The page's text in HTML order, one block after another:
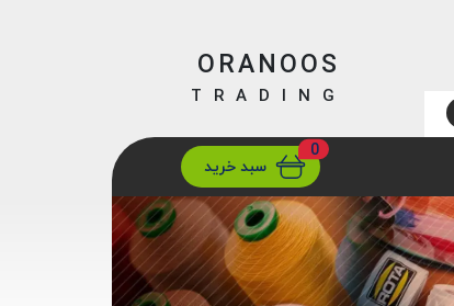
ارسالتهران/ تهران
ORANOOS
TRADING
0
سبد خرید